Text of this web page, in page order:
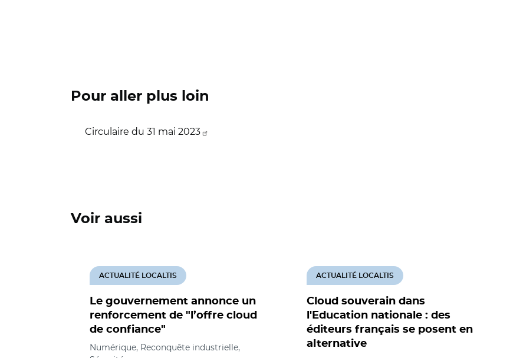
Pour aller plus loin
Circulaire du 31 mai 2023
Voir aussi
Le gouvernement annonce un
renforcement de "l’offre cloud
de confiance"
ACTUALITÉ LOCALTIS
Numérique, Reconquête industrielle,
Cloud souverain dans
l'Education nationale : des
éditeurs français se posent en
alternative
ACTUALITÉ LOCALTIS